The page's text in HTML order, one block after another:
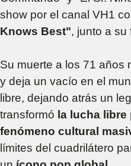
show por el canal VH1
Knows Best", junto a su
Su muerte a los 71 años
y deja un vacío en el
libre, dejando atrás un
transformó la lucha
fenómeno cultural
límites del cuadrilátero